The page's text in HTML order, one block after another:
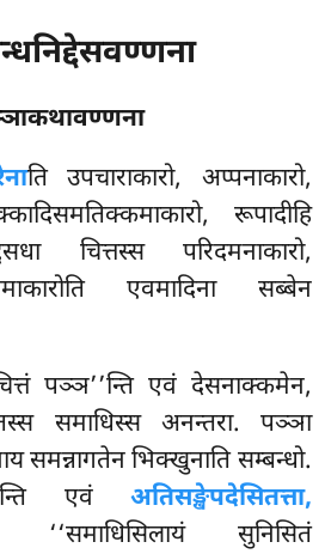
तिउपचाराकारो, अप्पनाकारो,
रूपादीहि
चित्तस्स परिदमनाकारो,
एवमादिना सब्बेन
पञ्ञ’’न्ति एवं देसनाक्कमेन,
समाधिस्स अनन्तरा. पञ्ञा
समन्नागतेन भिक्खुनाति सम्बन्धो.
एवं अतिसङ्खेपदेसितत्ता,
‘‘समाधिसिलायं सुनिसितं